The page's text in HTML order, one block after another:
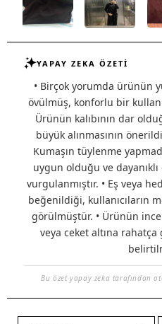
YAPAY ZEKA ÖZETİ
• Birçok yorumda ürünün
övülmüş, konforlu bir
Ürünün kalıbının dar
büyük alınmasının
Kumaşın tüylenme
uygun olduğu ve
vurgulanmıştır. • Eş veya
beğenildiği, kullanıcıların
görülmüştür. • Ürünün ince
veya ceket altına
Bu özet yapay zeka tarafından